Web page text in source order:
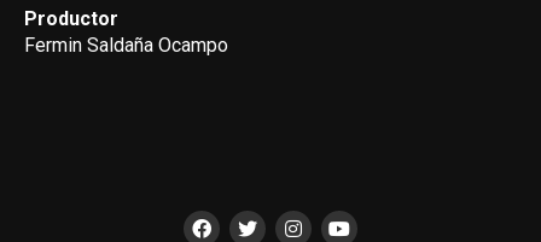
Productor
Fermin Saldaña Ocampo